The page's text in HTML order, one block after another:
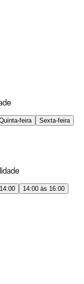
feira
Sexta-feira
14:00 às 16:00